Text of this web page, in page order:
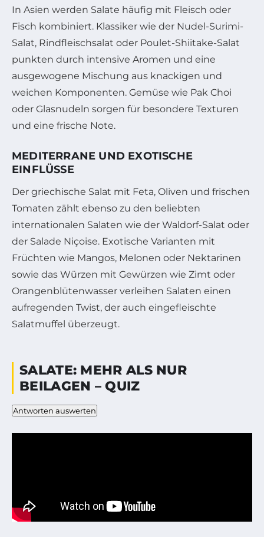
In Asien werden Salate häufig mit Fleisch oder
Fisch kombiniert. Klassiker wie der Nudel-Surimi-
Salat, Rindfleischsalat oder Poulet-Shiitake-Salat
punkten durch intensive Aromen und eine
ausgewogene Mischung aus knackigen und
weichen Komponenten. Gemüse wie Pak Choi
oder Glasnudeln sorgen für besondere Texturen
und eine frische Note.
MEDITERRANE UND EXOTISCHE
EINFLÜSSE
Der griechische Salat mit Feta, Oliven und frischen
Tomaten zählt ebenso zu den beliebten
internationalen Salaten wie der Waldorf-Salat oder
der Salade Niçoise. Exotische Varianten mit
Früchten wie Mangos, Melonen oder Nektarinen
sowie das Würzen mit Gewürzen wie Zimt oder
Orangenblütenwasser verleihen Salaten einen
aufregenden Twist, der auch eingefleischte
Salatmuffel überzeugt.
SALATE: MEHR ALS NUR
BEILAGEN – QUIZ
Antworten auswerten